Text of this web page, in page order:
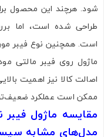
شود. هرچند این محصول
ماژول روی فیبر مالتی
اصالت کالا نیز اهمیت
ممکن است عملکرد
مدل‌های مشابه
ارسال به ایمیل
ارسال